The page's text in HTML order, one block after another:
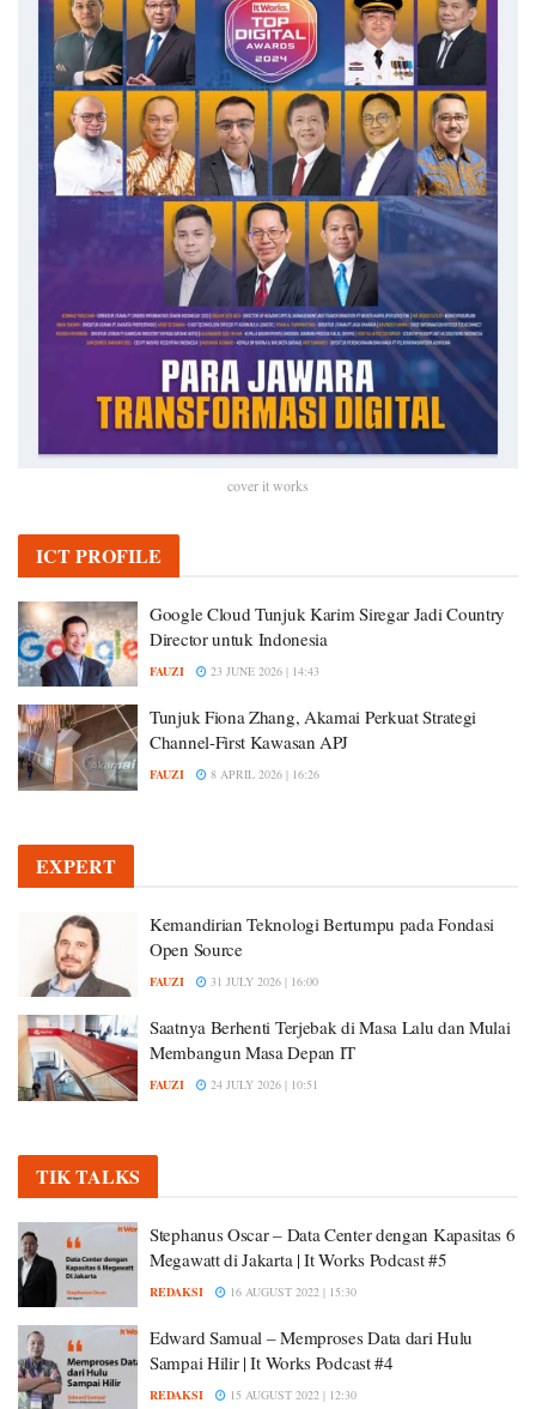
cover it works
ICT PROFILE
Google Cloud Tunjuk Karim Siregar Jadi Country
Director untuk Indonesia
FAUZI 23 JUNE 2026 | 14:43
Tunjuk Fiona Zhang, Akamai Perkuat Strategi
Channel-First Kawasan APJ
FAUZI 8 APRIL 2026 | 16:26
EXPERT
Kemandirian Teknologi Bertumpu pada Fondasi
Open Source
FAUZI 31 JULY 2026 | 16:00
Saatnya Berhenti Terjebak di Masa Lalu dan Mulai
Membangun Masa Depan IT
FAUZI 24 JULY 2026 | 10:51
TIK TALKS
Stephanus Oscar – Data Center dengan Kapasitas 6
Megawatt di Jakarta | It Works Podcast #5
REDAKSI 16 AUGUST 2022 | 15:30
Edward Samual – Memproses Data dari Hulu
Sampai Hilir | It Works Podcast #4
REDAKSI 15 AUGUST 2022 | 12:30